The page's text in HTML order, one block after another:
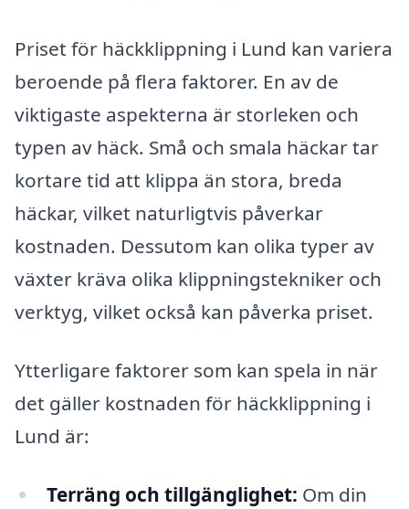
Priset för häckklippning i Lund kan variera
beroende på flera faktorer. En av de
viktigaste aspekterna är storleken och
typen av häck. Små och smala häckar tar
kortare tid att klippa än stora, breda
häckar, vilket naturligtvis påverkar
kostnaden. Dessutom kan olika typer av
växter kräva olika klippningstekniker och
verktyg, vilket också kan påverka priset.
Ytterligare faktorer som kan spela in när
det gäller kostnaden för häckklippning i
Lund är:
Terräng och tillgänglighet: Om din